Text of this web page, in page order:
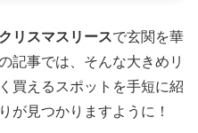
リスマスリースで玄関を華
記事では、そんな大きめリ
買えるスポットを手短に紹
が見つかりますように！